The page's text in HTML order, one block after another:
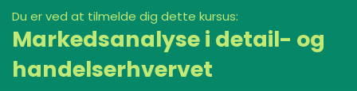
Du er ved at tilmelde dig dette kursus:
Markedsanalyse i detail- og
handelserhvervet